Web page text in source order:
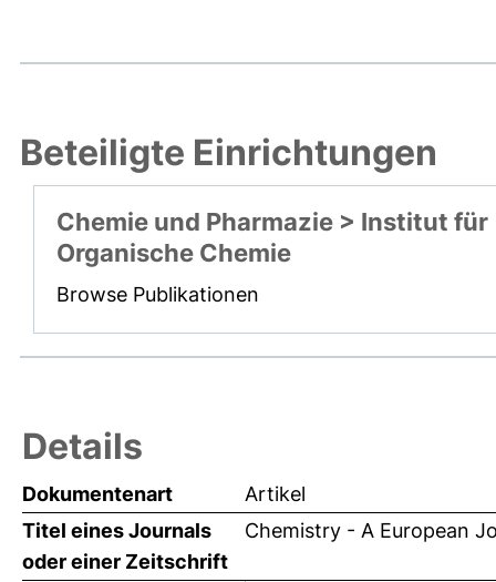
Beteiligte Einrichtungen
Chemie und Pharmazie > Institut für
Organische Chemie
Browse Publikationen
Details
Dokumentenart
Artikel
Titel eines Journals
oder einer Zeitschrift
Chemistry - A European